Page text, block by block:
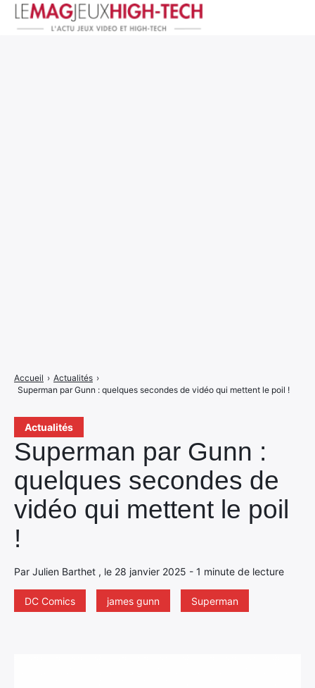
Actualités
Superman par Gunn :
quelques secondes de
vidéo qui mettent le poil
!
Par Julien Barthet , le 28 janvier 2025 - 1 minute de lecture
DC Comics james gunn Superman
Accueil › Actualités ›
Superman par Gunn : quelques secondes de vidéo qui mettent le poil !